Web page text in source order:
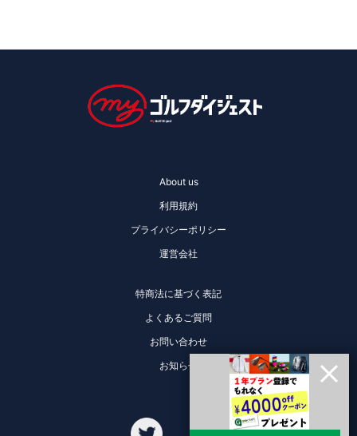
About us
利用規約
プライバシーポリシー
運営会社
特商法に基づく表記
よくあるご質問
お問い合わせ
お知らせ